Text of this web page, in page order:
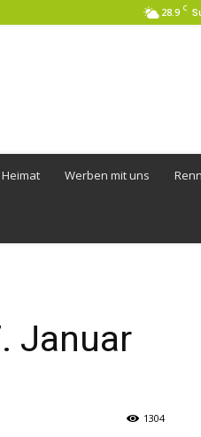
28.9 C
Werben mit uns
Januar
1304